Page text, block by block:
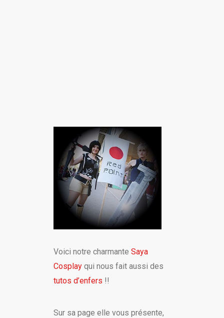
Voici notre charmante Saya
Cosplayqui nous fait aussi des
tutos d’enfers !!
Sur sa page elle vous présente,